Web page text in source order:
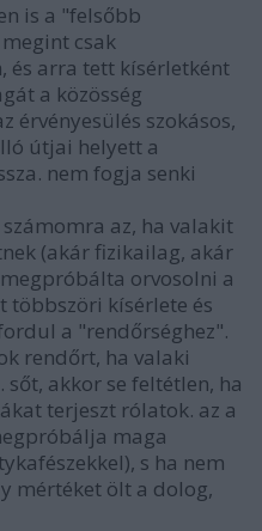
is a "felsőbb
csak
arra tett kísérletként
a közösség
érvényesülés szokásos,
útjai helyett a
nem fogja senki
az, ha valakit
(akár fizikailag, akár
orvosolni a
többszöri kísérlete és
a "rendőrséghez".
rendőrt, ha valaki
akkor se feltétlen, ha
terjeszt rólatok. az a
maga
s ha nem
mértéket ölt a dolog,